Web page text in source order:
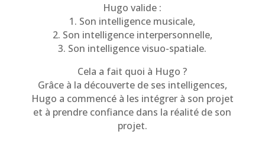
Hugo valide :
1. Son intelligence musicale,
2. Son intelligence interpersonnelle,
3. Son intelligence visuo-spatiale.
Cela a fait quoi à Hugo ?
Grâce à la découverte de ses intelligences,
Hugo a commencé à les intégrer à son projet
et à prendre confiance dans la réalité de son
projet.